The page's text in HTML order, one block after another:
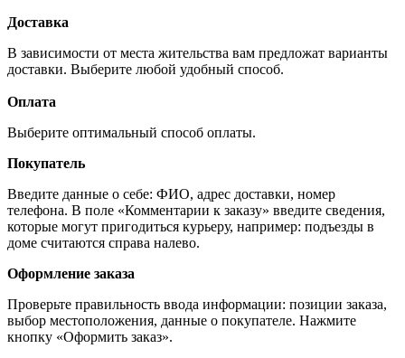
Доставка
В зависимости от места жительства вам предложат варианты
доставки. Выберите любой удобный способ.
Оплата
Выберите оптимальный способ оплаты.
Покупатель
Введите данные о себе: ФИО, адрес доставки, номер
телефона. В поле «Комментарии к заказу» введите сведения,
которые могут пригодиться курьеру, например: подъезды в
доме считаются справа налево.
Оформление заказа
Проверьте правильность ввода информации: позиции заказа,
выбор местоположения, данные о покупателе. Нажмите
кнопку «Оформить заказ».